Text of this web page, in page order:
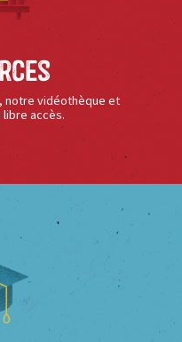
notre vidéothèque et
accès.